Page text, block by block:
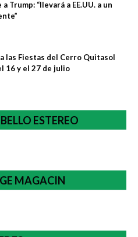
Trump: “llevará a EE.UU. a un
las Fiestas del Cerro Quitasol
16 y el 27 de julio
ESTEREO
MAGACIN